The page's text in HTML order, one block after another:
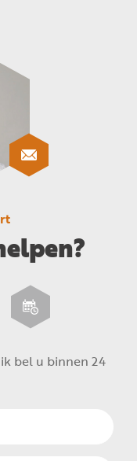
bel u binnen 24